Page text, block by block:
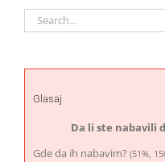
Search
for:
Glasaj
Da li ste nabavili
Gde da ih nabavim? (51%,